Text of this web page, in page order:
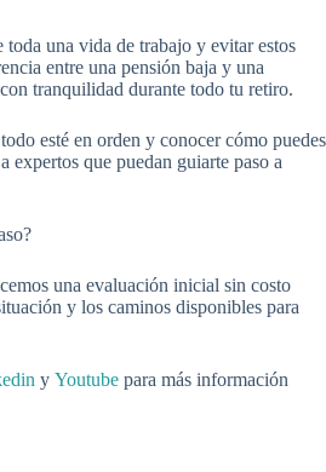
toda una vida de trabajo y evitar estos
entre una pensión baja y una
tranquilidad durante todo tu retiro.
esté en orden y conocer cómo puedes
expertos que puedan guiarte paso a
una evaluación inicial sin costo
y los caminos disponibles para
y Youtube para más información